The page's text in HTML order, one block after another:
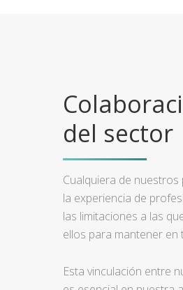
del sector
Cualquiera de
la experiencia de
las limitaciones a las
ellos para mantener
Esta vinculación entre